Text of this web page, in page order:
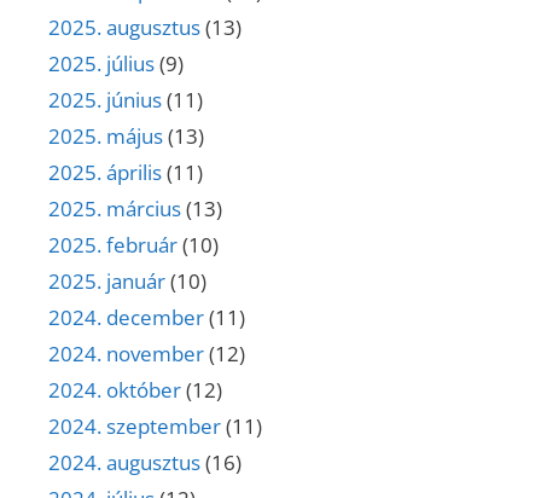
2025. augusztus(13)
2025. július(9)
2025. június(11)
2025. május(13)
2025. április(11)
2025. március(13)
2025. február(10)
2025. január(10)
2024. december(11)
2024. november(12)
2024. október(12)
2024. szeptember(11)
2024. augusztus(16)